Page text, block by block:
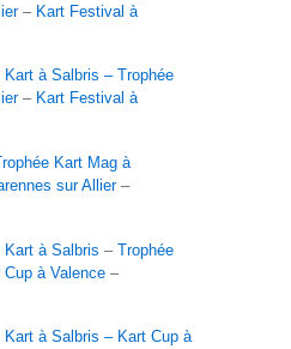
– Kart Festival à
Kart à Salbris – Trophée
– Kart Festival à
Kart Mag à
sur Allier–
Kart à Salbris –Trophée
Cup à Valence –
Kart à Salbris – Kart Cup à